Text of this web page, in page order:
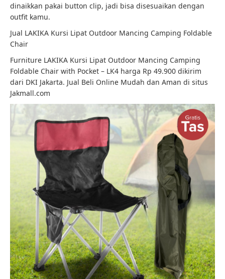
dinaikkan pakai button clip, jadi bisa disesuaikan dengan
outfit kamu.
Jual LAKIKA Kursi Lipat Outdoor Mancing Camping Foldable
Chair
Furniture LAKIKA Kursi Lipat Outdoor Mancing Camping
Foldable Chair with Pocket – LK4 harga Rp 49.900 dikirim
dari DKI Jakarta. Jual Beli Online Mudah dan Aman di situs
Jakmall.com